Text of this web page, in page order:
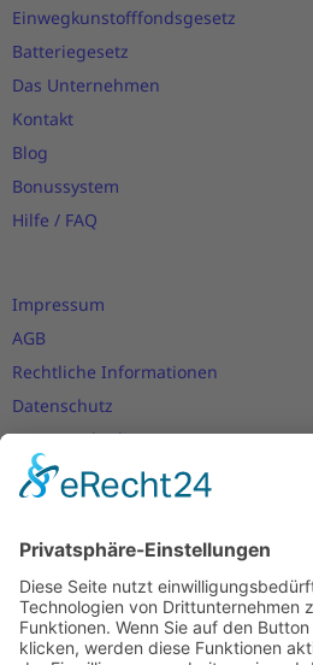
Einwegkunstofffondsgesetz
Batteriegesetz
Das Unternehmen
Kontakt
Blog
Bonussystem
Hilfe / FAQ
Impressum
AGB
Rechtliche Informationen
Datenschutz
Nutzungsbedingungen
Versand- und Zahlungsbedingungen
Cookie-Einstellungen
Newsletter
Verpassen Sie keine